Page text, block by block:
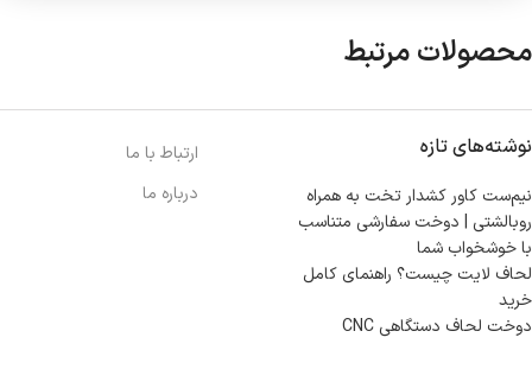
محصولات مرتبط
نوشته‌های تازه
نیم‌ست کاور کشدار تخت به همراه
روبالشتی | دوخت سفارشی متناسب
با خوشخواب شما
لحاف لایت چیست؟ راهنمای کامل
خرید
دوخت لحاف دستگاهی CNC
ارتباط با ما
درباره ما